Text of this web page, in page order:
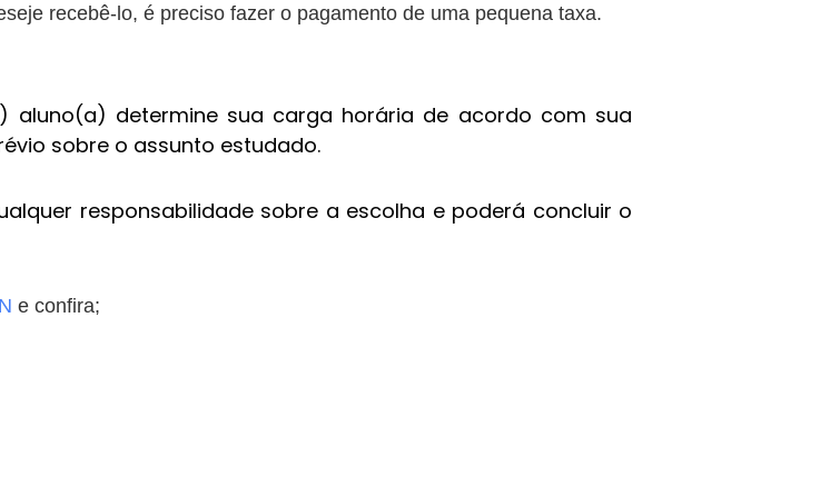
recebê-lo, é preciso fazer o pagamento de uma pequena taxa.
aluno(a) determine sua carga horária de acordo com sua
sobre o assunto estudado.
responsabilidade sobre a escolha e poderá concluir o
e confira;